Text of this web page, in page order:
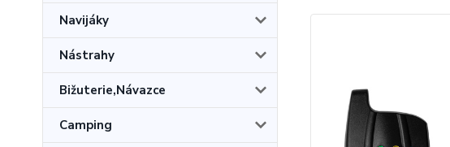
Navijáky
Nástrahy
Bižuterie,Návazce
Camping